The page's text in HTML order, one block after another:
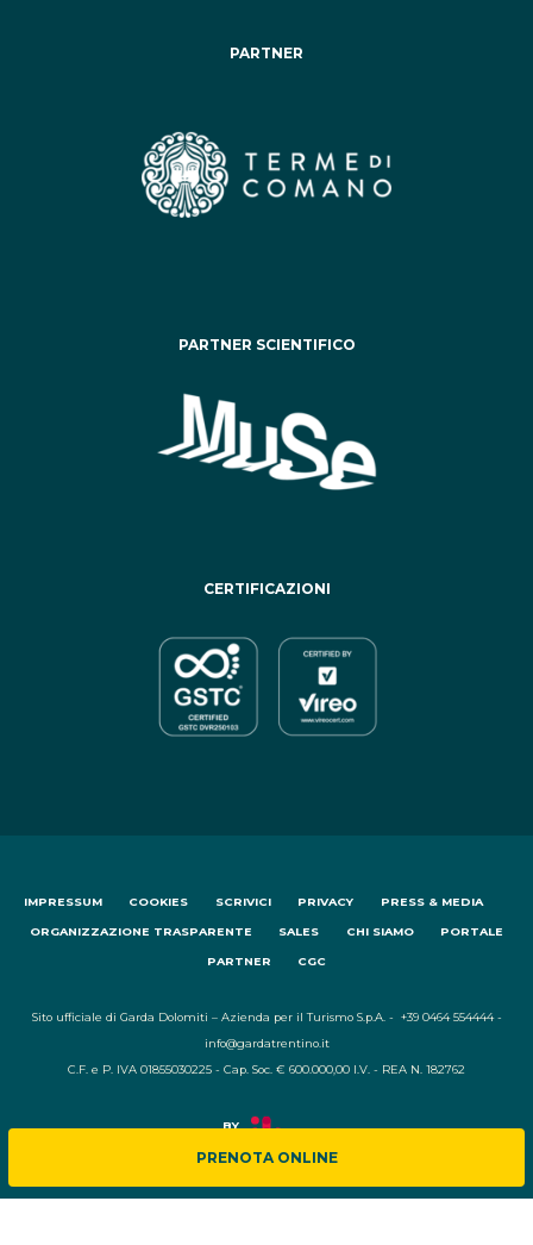
PRENOTA ONLINE
PARTNER
PARTNER SCIENTIFICO
CERTIFICAZIONI
IMPRESSUM COOKIES SCRIVICI PRIVACY PRESS & MEDIA
ORGANIZZAZIONE TRASPARENTE SALES CHI SIAMO PORTALE
PARTNER CGC
Sito ufficiale di Garda Dolomiti – Azienda per il Turismo S.p.A. - +39 0464 554444 -
info@gardatrentino.it
C.F. e P. IVA 01855030225 - Cap. Soc. € 600.000,00 I.V. - REA N. 182762